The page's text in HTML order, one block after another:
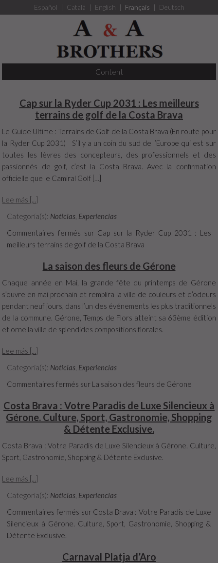
Español | Català | English | Français | Deutsch
Content
Cap sur la Ryder Cup 2031 : Les meilleurs
terrains de golf de la Costa Brava
Le Guide Ultime : Terrains de Golf de la Costa Brava (En route pour
la Ryder Cup 2031) S’il y a un coin du sud de l’Europe qui est sur
toutes les lèvres des concepteurs, des professionnels et des
passionnés de golf, c’est la Costa Brava. Avec la confirmation
officielle que le Camiral Golf […]
Lee más [...]
Categoría(s): Noticias Experiencias
Commentaires fermés sur Cap sur la Ryder Cup 2031 : Les
meilleurs terrains de golf de la Costa Brava
La saison des fleurs de Gérone
Chaque année en Mai, la grande fête du printemps de Gérone
s’ouvre en mai prochain et remplira la ville de couleurs et d’odeurs
pendant neuf jours, dans l’un des événements les plus traditionnels
de la commune. Gérone, Temps de Flors atteint sa 63ème édition
et orne la ville de splendides compositions florales.
Lee más [...]
Categoría(s): Noticias Experiencias
Commentaires fermés sur La saison des fleurs de Gérone
Costa Brava : Votre Paradis de Luxe Silencieux à
Gérone. Culture, Sport, Gastronomie, Shopping
& Détente Exclusive.
Costa Brava : Votre Paradis de Luxe Silencieux à Gérone. Culture,
Sport, Gastronomie, Shopping & Détente Exclusive.
Lee más [...]
Categoría(s): Noticias Experiencias
Commentaires fermés sur Costa Brava : Votre Paradis de Luxe
Silencieux à Gérone. Culture, Sport, Gastronomie, Shopping &
Détente Exclusive.
Carnaval Platja d’Aro